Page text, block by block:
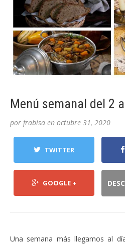
Menú semanal del 2
por frabisa en octubre 31, 2020
TWITTER
GOOGLE +
Una semana más llegamos al